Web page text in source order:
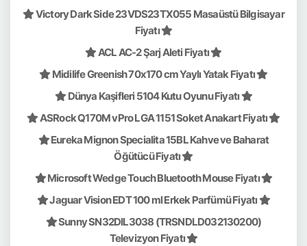
Victory Dark Side 23VDS23TX055 Masaüstü Bilgisayar
Fiyatı
ACL AC-2 Şarj Aleti Fiyatı
Midilife Greenish 70x170 cm Yaylı Yatak Fiyatı
Dünya Kaşifleri 5104 Kutu Oyunu Fiyatı
ASRock Q170M vPro LGA 1151 Soket Anakart Fiyatı
Eureka Mignon Specialita 15BL Kahve ve Baharat
Öğütücü Fiyatı
Microsoft Wedge Touch Bluetooth Mouse Fiyatı
Jaguar Vision EDT 100 ml Erkek Parfümü Fiyatı
Sunny SN32DIL3038 (TRSNDLD032130200)
Televizyon Fiyatı